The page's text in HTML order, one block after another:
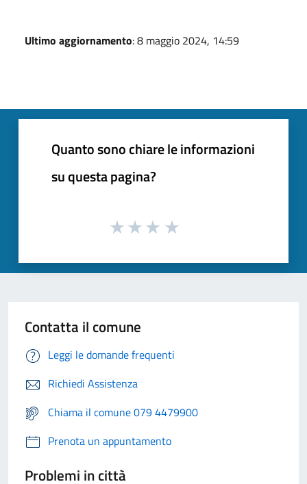
Ultimo aggiornamento: 8 maggio 2024, 14:59
Quanto sono chiare le informazioni
su questa pagina?
Contatta il comune
Leggi le domande frequenti
Richiedi Assistenza
Chiama il comune 079 4479900
Prenota un appuntamento
Problemi in città